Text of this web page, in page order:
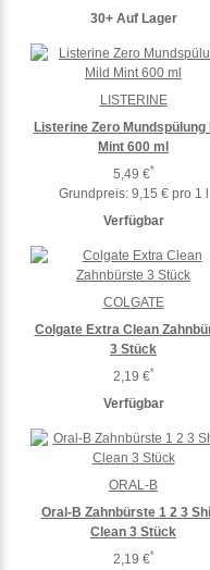
30+ Auf Lager
Listerine Zero Mundspülung
Mint 600 ml
5,49 €*
Grundpreis: 9,15 € pro 1 l
Verfügbar
LISTERINE
Colgate Extra Clean
3 Stück
2,19 €*
Verfügbar
COLGATE
Oral-B Zahnbürste 1 2 3
Clean 3 Stück
2,19 €*
ORAL-B